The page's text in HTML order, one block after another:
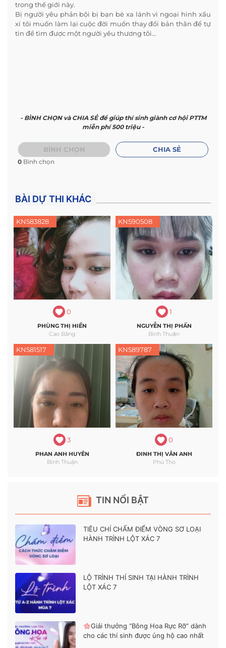
TIN NỔI BẬT
TIÊU CHÍ CHẤM ĐIỂM VÒNG SƠ LOẠI
HÀNH TRÌNH LỘT XÁC 7
LỘ TRÌNH THÍ SINH TẠI HÀNH TRÌNH
LỘT XÁC 7
Giải thưởng “Bông Hoa Rực Rỡ” dành
cho các thí sinh được ủng hộ cao nhất
trong thế giới này.
Bị người yêu phản bội bị bạn bè xa lánh vì ngoại hình xấu
xí tôi muốn làm lại cuộc đời muốn thay đổi bản thân để tự
tin để tìm được một người yêu thương tôi…
- BÌNH CHỌN và CHIA SẺ để giúp thí sinh giành cơ hội PTTM
miễn phí 500 triệu -
BÌNH CHỌN
0 Bình chọn
CHIA SẺ
BÀI DỰ THI KHÁC
KN583828
0
PHÙNG THỊ HIỀN
Cao Bằng
KN590508
1
NGUYỄN THỊ PHẤN
Bình Thuận
KN581517
3
PHAN ANH HUYÊN
Bình Thuận
KN589787
0
ĐINH THỊ VÂN ANH
Phú Thọ